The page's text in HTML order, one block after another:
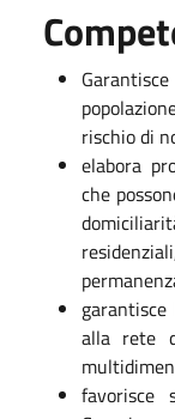
rischio di
elabora
che
alla rete
favorisce